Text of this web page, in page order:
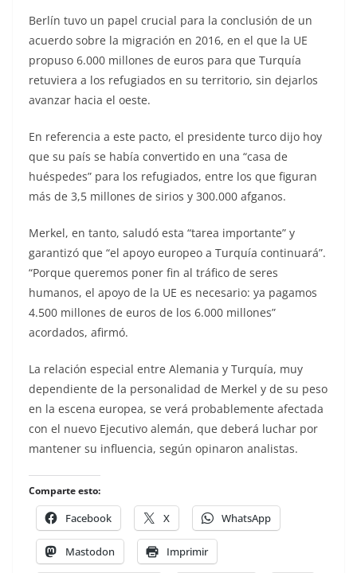
Berlín tuvo un papel crucial para la conclusión de un
acuerdo sobre la migración en 2016, en el que la UE
propuso 6.000 millones de euros para que Turquía
retuviera a los refugiados en su territorio, sin dejarlos
avanzar hacia el oeste.
En referencia a este pacto, el presidente turco dijo hoy
que su país se había convertido en una “casa de
huéspedes” para los refugiados, entre los que figuran
más de 3,5 millones de sirios y 300.000 afganos.
Merkel, en tanto, saludó esta “tarea importante” y
garantizó que “el apoyo europeo a Turquía continuará”.
“Porque queremos poner fin al tráfico de seres
humanos, el apoyo de la UE es necesario: ya pagamos
4.500 millones de euros de los 6.000 millones”
acordados, afirmó.
La relación especial entre Alemania y Turquía, muy
dependiente de la personalidad de Merkel y de su peso
en la escena europea, se verá probablemente afectada
con el nuevo Ejecutivo alemán, que deberá luchar por
mantener su influencia, según opinaron analistas.
Comparte esto:
Facebook X WhatsApp
Mastodon Imprimir